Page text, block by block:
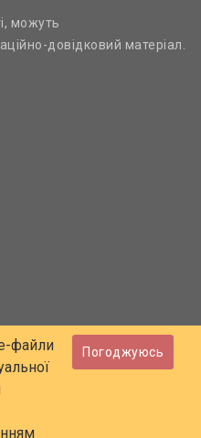
можуть
довідковий матеріал.
файли
Погоджуюсь